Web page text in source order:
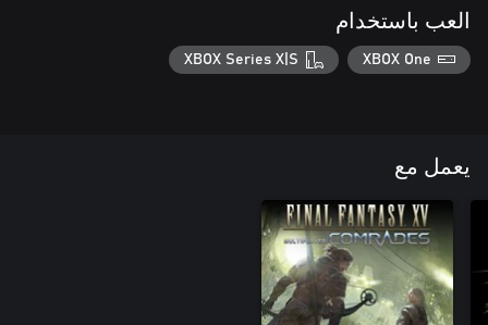
العب باستخدام
XBOX One
XBOX Series X|S
يعمل مع